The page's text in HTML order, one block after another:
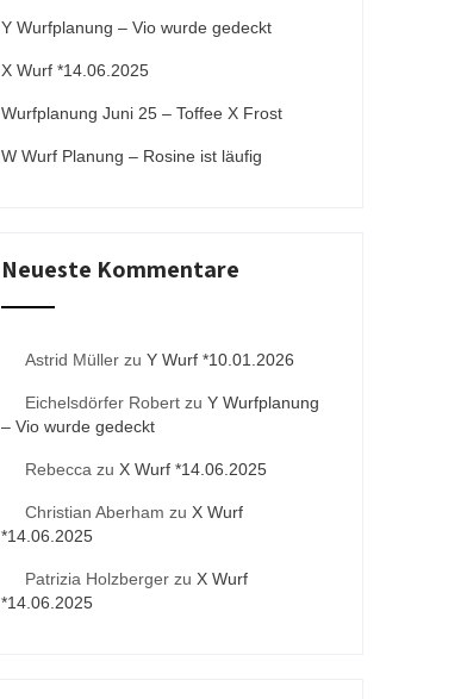
Y Wurfplanung – Vio wurde gedeckt
X Wurf *14.06.2025
Wurfplanung Juni 25 – Toffee X Frost
W Wurf Planung – Rosine ist läufig
Neueste Kommentare
Astrid Müller zu Y Wurf *10.01.2026
Eichelsdörfer Robert zu Y Wurfplanung
– Vio wurde gedeckt
Rebecca zu X Wurf *14.06.2025
Christian Aberham zu X Wurf
*14.06.2025
Patrizia Holzberger zu X Wurf
*14.06.2025